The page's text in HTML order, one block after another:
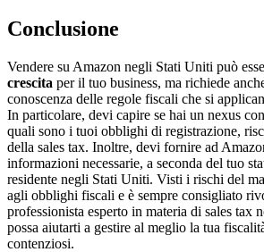
Conclusione
Vendere su Amazon negli Stati Uniti può
crescita per il tuo business, ma richiede
conoscenza delle regole fiscali che si
In particolare, devi capire se hai un nexus
quali sono i tuoi obblighi di registrazione,
della sales tax. Inoltre, devi fornire ad
informazioni necessarie, a seconda del tuo
residente negli Stati Uniti. Visti i rischi del
agli obblighi fiscali e è sempre consigliato
professionista esperto in materia di sales tax
possa aiutarti a gestire al meglio la tua
contenziosi.